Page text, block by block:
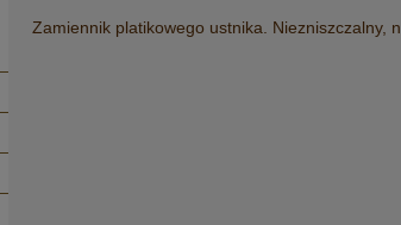
Zamiennik platikowego ustnika. Niezniszczalny,